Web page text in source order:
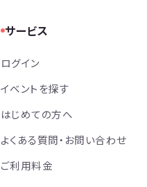
サービス
ログイン
イベントを探す
はじめての方へ
よくある質問・お問い合わせ
ご利用料金